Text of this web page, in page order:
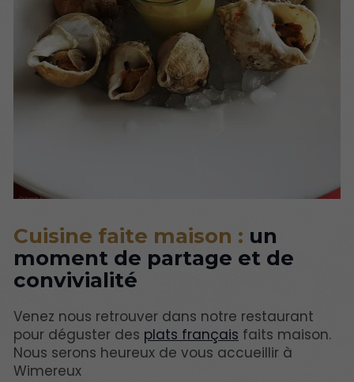
Cuisine faite maison : un
moment de partage et de
convivialité
Venez nous retrouver dans notre restaurant
pour déguster des plats français faits maison.
Nous serons heureux de vous accueillir à
Wimereux